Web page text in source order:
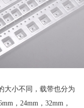
大小不同，载带也分为
，24mm，32mm，